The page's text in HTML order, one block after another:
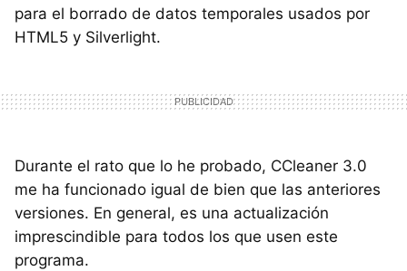
para el borrado de datos temporales usados por
HTML5 y Silverlight.
Durante el rato que lo he probado, CCleaner 3.0
me ha funcionado igual de bien que las anteriores
versiones. En general, es una actualización
imprescindible para todos los que usen este
programa.